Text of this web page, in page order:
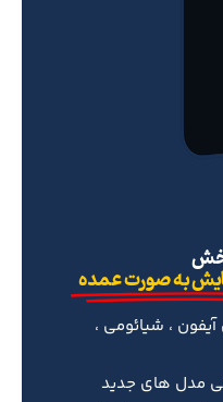
به صورت عمده
، شیائومی ،